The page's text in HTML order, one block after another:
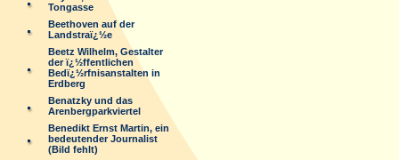
Tongasse
Beethoven auf der
Landstraï¿½e
Beetz Wilhelm, Gestalter
der ï¿½ffentlichen
Bedï¿½rfnisanstalten in
Erdberg
Benatzky und das
Arenbergparkviertel
Benedikt Ernst Martin, ein
bedeutender Journalist
(Bild fehlt)